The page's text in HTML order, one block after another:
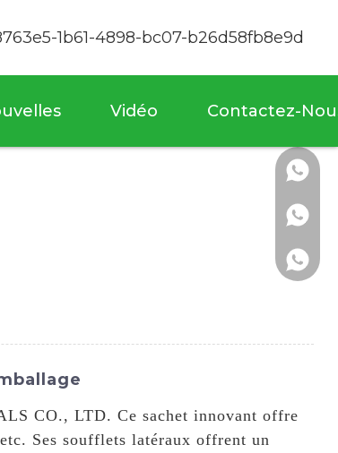
Vidéo Contactez-
CO., LTD. Ce sachet innovant offre
Ses soufflets latéraux offrent un